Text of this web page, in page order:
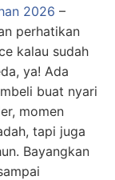
2026 –
perhatikan
kalau sudah
ya! Ada
buat nyari
momen
tapi juga
Bayangkan